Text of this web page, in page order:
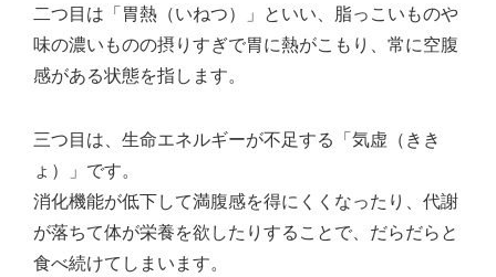
二つ目は「胃熱（いねつ）」といい、脂っこいものや
味の濃いものの摂りすぎで胃に熱がこもり、常に空腹
感がある状態を指します。
三つ目は、生命エネルギーが不足する「気虚（きき
ょ）」です。
消化機能が低下して満腹感を得にくくなったり、代謝
が落ちて体が栄養を欲したりすることで、だらだらと
食べ続けてしまいます。